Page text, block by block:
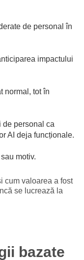
de personal în
impactului
normal, tot în
de personal ca
AI deja funcționale.
motiv.
cum valoarea a fost
se lucrează la
bazate